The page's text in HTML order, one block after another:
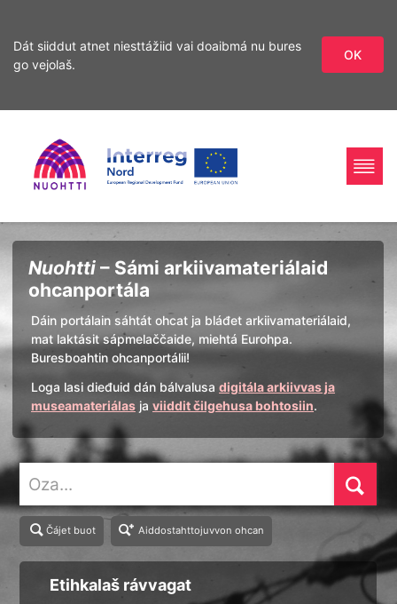
Dát siiddut atnet niesttážiid vai doaibmá nu bures
go vejolaš.
OK
ohcamii
sisdollui
Home
Page
Interreg
Nord
Ohcan
Nuohtti – Sámi arkiivamateriálaid
ohcanportála
Dáin portálain sáhtát ohcat ja bláđet arkiivamateriálaid,
mat laktásit sápmelaččaide, miehtá Eurohpa.
Buresboahtin ohcanportálii!
Loga lasi dieđuid dán bálvalusa digitála arkiivvas ja
museamateriálas ja viiddit čilgehusa bohtosiin.
Čájet buot Aiddostahttojuvvon ohcan
Etihkalaš rávvagat